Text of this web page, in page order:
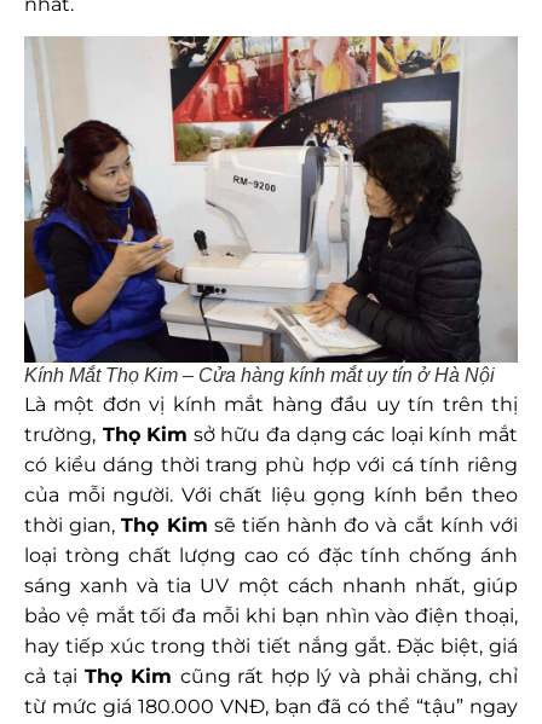
Kính Mắt Thọ Kim – Cửa hàng kính mắt uy tín ở Hà Nội
Là một đơn vị kính mắt hàng đầu uy tín trên thị
trường, Thọ Kim sở hữu đa dạng các loại kính mắt
có kiểu dáng thời trang phù hợp với cá tính riêng
của mỗi người. Với chất liệu gọng kính bền theo
thời gian,Thọ Kim sẽ tiến hành đo và cắt kính với
loại tròng chất lượng cao có đặc tính chống ánh
sáng xanh và tia UV một cách nhanh nhất, giúp
bảo vệ mắt tối đa mỗi khi bạn nhìn vào điện thoại,
hay tiếp xúc trong thời tiết nắng gắt. Đặc biệt, giá
cả tại Thọ Kim cũng rất hợp lý và phải chăng, chỉ
từ mức giá 180.000 VNĐ, bạn đã có thể “tậu” ngay